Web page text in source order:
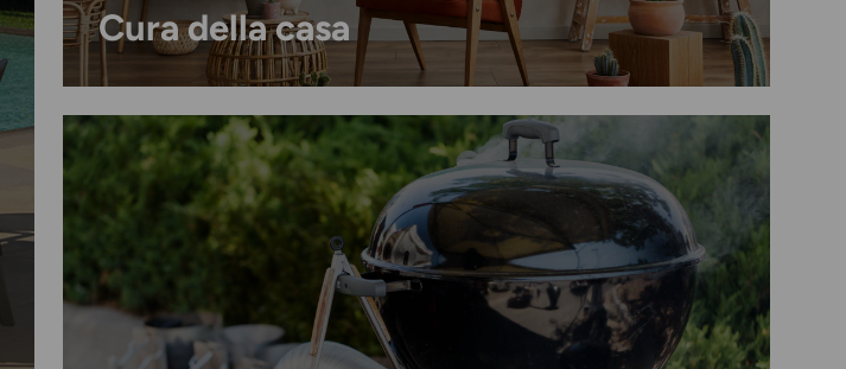
Cura della casa